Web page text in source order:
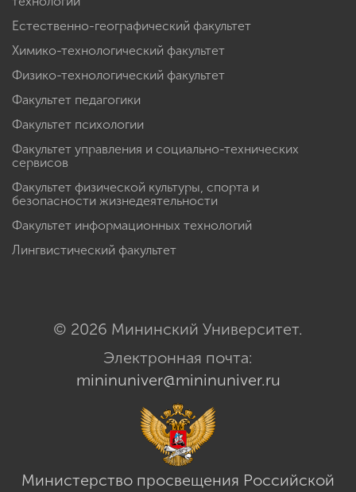
Естественно-географический факультет
Химико-технологический факультет
Физико-технологический факультет
Факультет педагогики
Факультет психологии
Факультет управления и социально-технических
сервисов
Факультет физической культуры, спорта и
безопасности жизнедеятельности
Факультет информационных технологий
Лингвистический факультет
© 2026 Мининский Университет.
Электронная почта:
mininuniver@mininuniver.ru
Министерство просвещения Российской